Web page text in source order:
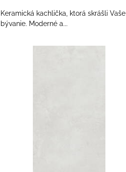
Keramická kachlička, ktorá skrášli Vaše
bývanie. Moderné a...